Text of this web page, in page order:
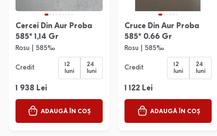
Cercei Din Aur Proba
585* 1,14 Gr
Rosu | 585‰
Credit
12
luni
24
luni
1 938 Lei
ADAUGĂ ÎN COȘ
Cruce Din Aur Proba
585* 0.66 Gr
Rosu | 585‰
Credit
12
luni
24
luni
1 122 Lei
ADAUGĂ ÎN COȘ